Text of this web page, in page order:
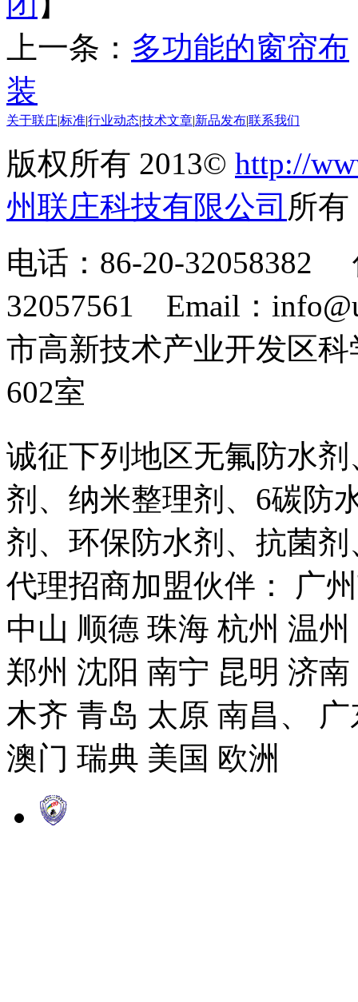
上一条： 多功能的窗帘布
装
关于联庄标准行业动态技术文章 新品发布联系我们
版权所有 2013© http://
州联庄科技有限公司 所
电话：86-20-32058382
32057561 Email：
市高新技术产业开发区
602室
诚征下列地区无氟防水
剂、纳米整理剂、6碳防
剂、环保防水剂、抗菌
代理招商加盟伙伴： 广
中山 顺德 珠海 杭州 温
郑州 沈阳 南宁 昆明 济
木齐 青岛 太原 南昌、
澳门 瑞典 美国 欧洲